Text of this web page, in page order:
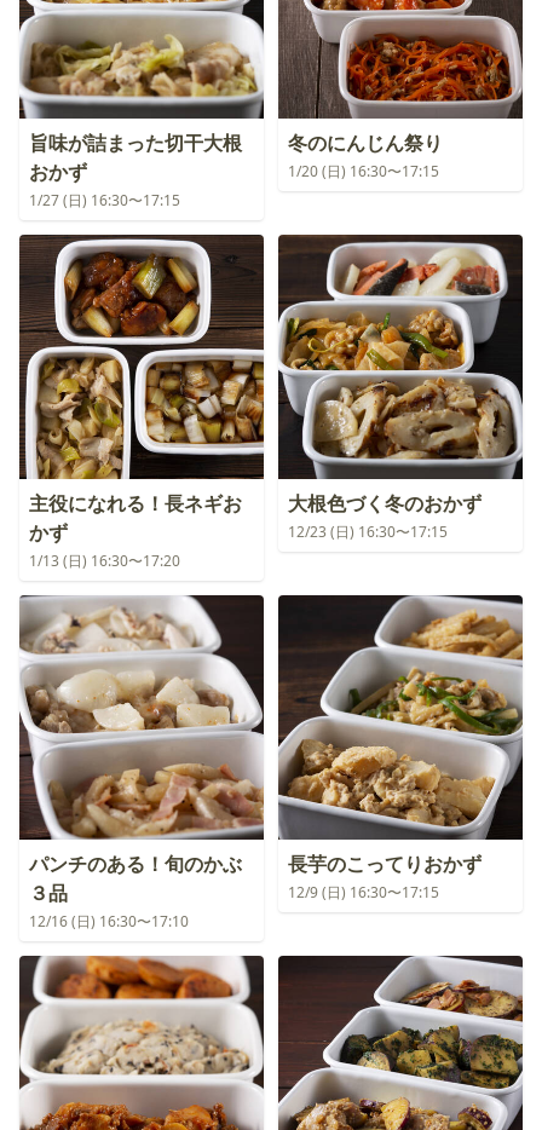
旨味が詰まった切干大根
おかず
1/27 (日) 16:30〜17:15
冬のにんじん祭り
1/20 (日) 16:30〜17:15
主役になれる！長ネギお
かず
1/13 (日) 16:30〜17:20
大根色づく冬のおかず
12/23 (日) 16:30〜17:15
パンチのある！旬のかぶ
３品
12/16 (日) 16:30〜17:10
長芋のこってりおかず
12/9 (日) 16:30〜17:15